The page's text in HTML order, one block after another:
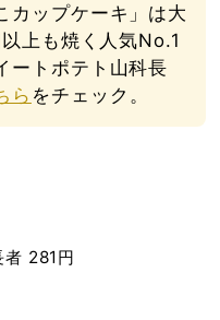
カップケーキ」は大
上も焼く人気No.1
ートポテト山科長
ら をチェック。
281円